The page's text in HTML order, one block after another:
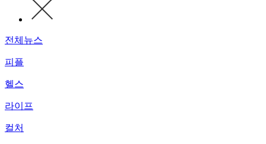
전체뉴스
피플
헬스
라이프
컬처